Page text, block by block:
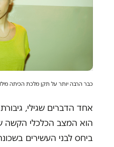
כבר הרבה יותר על תקן מלכת הכיתה
אחד הדברים שגילי,
הוא המצב הכלכלי
ביחס לבני העשירים